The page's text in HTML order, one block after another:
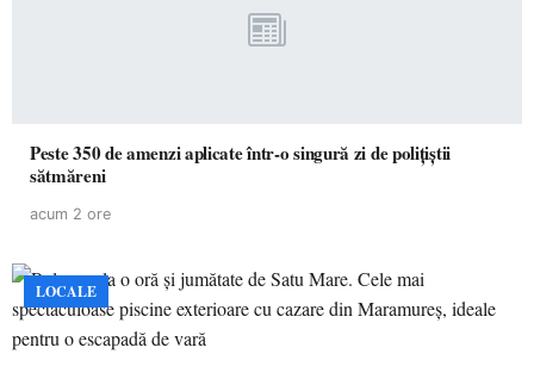
Peste 350 de amenzi aplicate într-o singură zi de polițiștii
sătmăreni
acum 2 ore
LOCALE